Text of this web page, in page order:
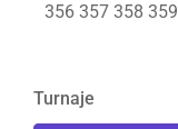
Turnaje
356 357 358 359